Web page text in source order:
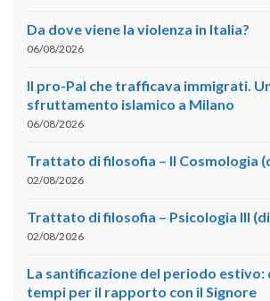
Da dove viene la violenza in Italia?
06/08/2026
Il pro-Pal che trafficava immigrati.
sfruttamento islamico a Milano
06/08/2026
Trattato di filosofia – II Cosmologia
02/08/2026
Trattato di filosofia – Psicologia III
02/08/2026
La santificazione del periodo estivo:
tempi per il rapporto con il Signore